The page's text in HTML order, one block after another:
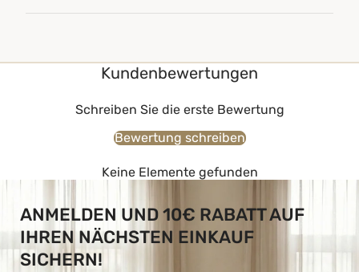
Kundenbewertungen
Schreiben Sie die erste Bewertung
Bewertung schreiben
Keine Elemente gefunden
ANMELDEN UND 10€ RABATT AUF
IHREN NÄCHSTEN EINKAUF
SICHERN!